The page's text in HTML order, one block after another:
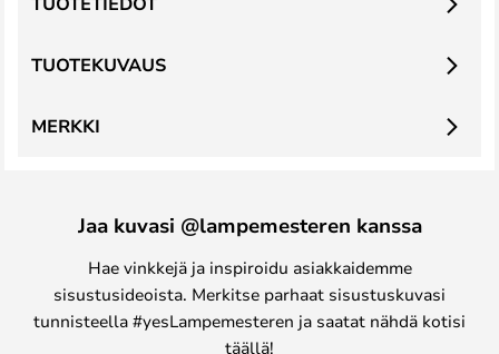
TUOTEKUVAUS
MERKKI
Jaa kuvasi @lampemesteren kanssa
Hae vinkkejä ja inspiroidu asiakkaidemme
sisustusideoista. Merkitse parhaat sisustuskuvasi
tunnisteella #yesLampemesteren ja saatat nähdä kotisi
täällä!